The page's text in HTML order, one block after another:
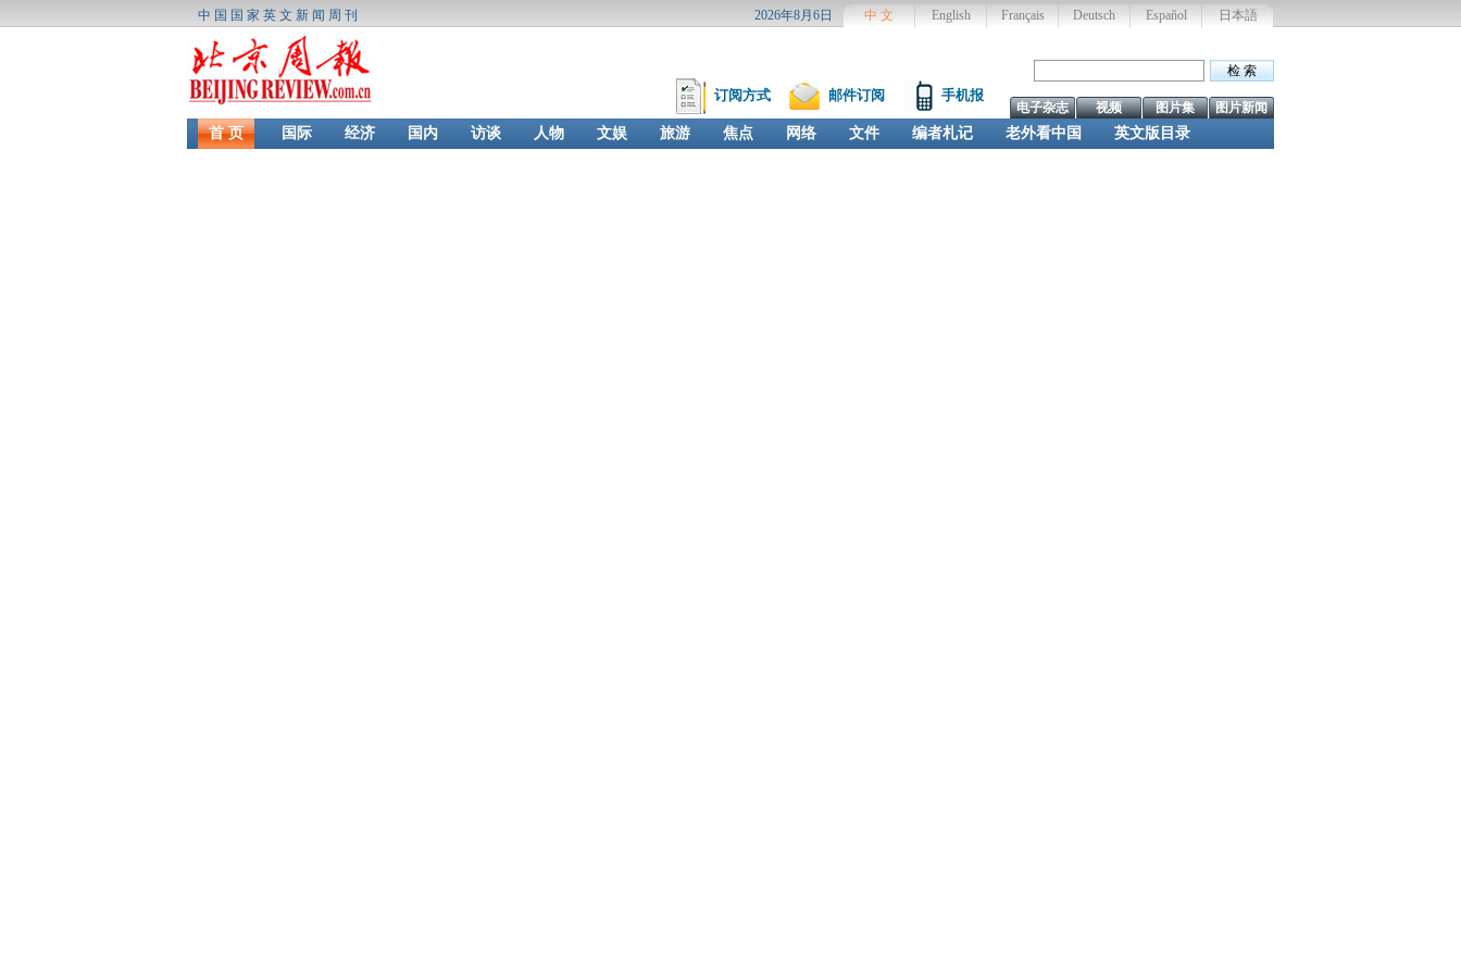
中国国家英文新闻周刊 日本語
Español
Deutsch
Français
English
中 文
2026年8月6日
订阅方式 邮件订阅 手机报
图片新闻
图片集
视频
电子杂志
首 页 国际 经济 国内 访谈 人物 文娱 旅游 焦点 网络 文件 编者札记 老外看中国 英文版目录